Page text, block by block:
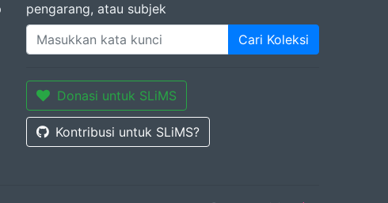
pengarang, atau subjek
Cari Koleksi
Donasi untuk SLiMS
Kontribusi untuk SLiMS?